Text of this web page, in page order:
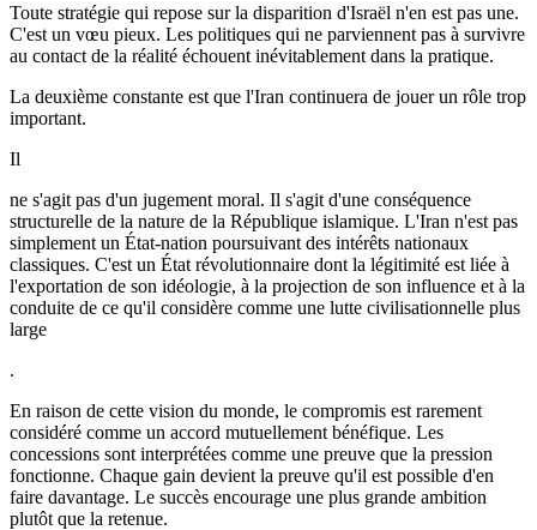
Toute stratégie qui repose sur la disparition d'Israël n'en est pas une.
C'est un vœu pieux. Les politiques qui ne parviennent pas à survivre
au contact de la réalité échouent inévitablement dans la pratique.
La deuxième constante est que l'Iran continuera de jouer un rôle trop
important.
Il
ne s'agit pas d'un jugement moral. Il s'agit d'une conséquence
structurelle de la nature de la République islamique. L'Iran n'est pas
simplement un État-nation poursuivant des intérêts nationaux
classiques. C'est un État révolutionnaire dont la légitimité est liée à
l'exportation de son idéologie, à la projection de son influence et à la
conduite de ce qu'il considère comme une lutte civilisationnelle plus
large
.
En raison de cette vision du monde, le compromis est rarement
considéré comme un accord mutuellement bénéfique. Les
concessions sont interprétées comme une preuve que la pression
fonctionne. Chaque gain devient la preuve qu'il est possible d'en
faire davantage. Le succès encourage une plus grande ambition
plutôt que la retenue.